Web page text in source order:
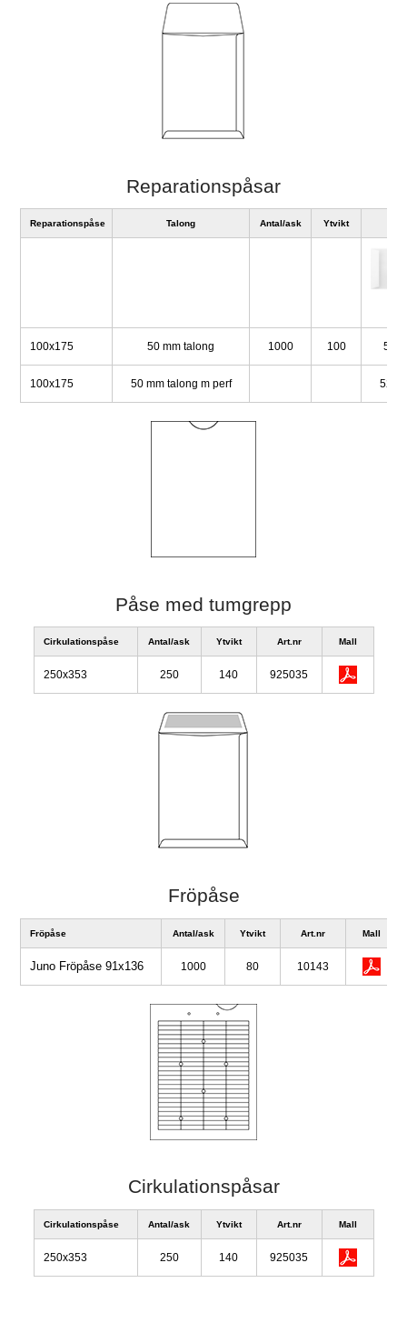
Reparationspåsar
Reparationspåse Talong Antal/ask Ytvikt
100x175 50 mm talong 1000 100
100x175 50 mm talong m perf
Påse med tumgrepp
Cirkulationspåse Antal/ask Ytvikt Art.nr Mall
250x353 250 140 925035
Fröpåse
Fröpåse Antal/ask Ytvikt Art.nr Mall
Juno Fröpåse 91x136 1000 80 10143
Cirkulationspåsar
Cirkulationspåse Antal/ask Ytvikt Art.nr Mall
250x353 250 140 925035